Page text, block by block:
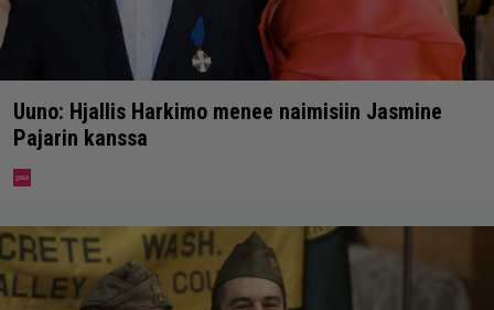
Uuno: Hjallis Harkimo menee naimisiin Jasmine
Pajarin kanssa